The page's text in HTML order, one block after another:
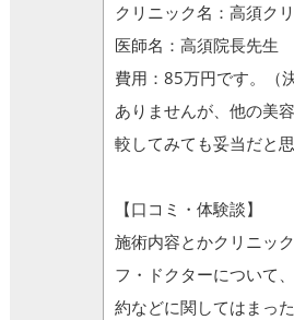
クリニック名：高須ク
医師名：高須院長先生
費用：85万円です。（
ありませんが、他の美
較してみても妥当だと思
【口コミ・体験談】
施術内容とかクリニッ
フ・ドクターについて
約などに関してはまっ